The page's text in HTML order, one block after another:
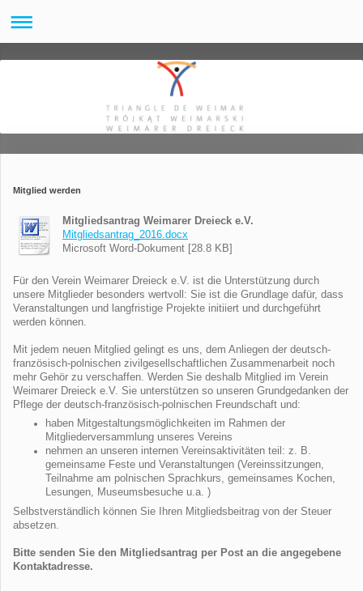
Mitglied werden
Mitgliedsantrag Weimarer Dreieck e.V.
Mitgliedsantrag_2016.docx
Microsoft Word-Dokument [28.8 KB]
Für den Verein Weimarer Dreieck e.V. ist die Unterstützung durch
unsere Mitglieder besonders wertvoll: Sie ist die Grundlage dafür, dass
Veranstaltungen und langfristige Projekte initiiert und durchgeführt
werden können.
Mit jedem neuen Mitglied gelingt es uns, dem Anliegen der deutsch-
französisch-polnischen zivilgesellschaftlichen Zusammenarbeit noch
mehr Gehör zu verschaffen. Werden Sie deshalb Mitglied im Verein
Weimarer Dreieck e.V. Sie unterstützen so unseren Grundgedanken der
Pflege der deutsch-französisch-polnischen Freundschaft und:
haben Mitgestaltungsmöglichkeiten im Rahmen der
Mitgliederversammlung unseres Vereins
nehmen an unseren internen Vereinsaktivitäten teil: z. B.
gemeinsame Feste und Veranstaltungen (Vereinssitzungen,
Teilnahme am polnischen Sprachkurs, gemeinsames Kochen,
Lesungen, Museumsbesuche u.a. )
Selbstverständlich können Sie Ihren Mitgliedsbeitrag von der Steuer
absetzen.
Bitte senden Sie den Mitgliedsantrag per Post an die angegebene
Kontaktadresse.